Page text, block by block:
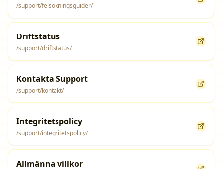
/support/felsokningsguider/
Driftstatus
/support/driftstatus/
Kontakta Support
/support/kontakt/
Integritetspolicy
/support/integritetspolicy/
Allmänna villkor